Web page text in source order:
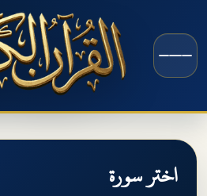
اختر سورة